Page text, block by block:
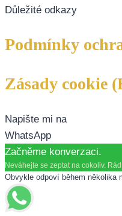
Důležité odkazy
Podmínky
Zásady cookie
Napište mi na
WhatsApp
Začněme konverzaci.
Neváhejte se zeptat na cokoliv.
Obvykle odpoví během několika